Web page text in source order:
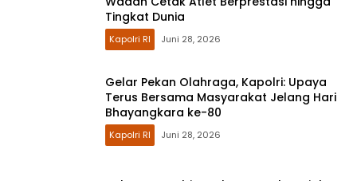
Tingkat Dunia
Kapolri RI Juni 28, 2026
Gelar Pekan Olahraga, Kapolri: Upaya
Terus Bersama Masyarakat Jelang Hari
Bhayangkara ke-80
Kapolri RI Juni 28, 2026